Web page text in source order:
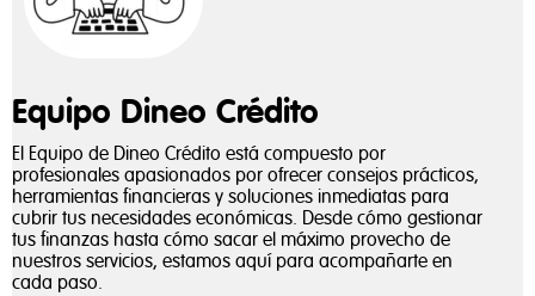
Equipo Dineo Crédito
El Equipo de Dineo Crédito está compuesto por
profesionales apasionados por ofrecer consejos prácticos,
herramientas financieras y soluciones inmediatas para
cubrir tus necesidades económicas. Desde cómo gestionar
tus finanzas hasta cómo sacar el máximo provecho de
nuestros servicios, estamos aquí para acompañarte en
cada paso.